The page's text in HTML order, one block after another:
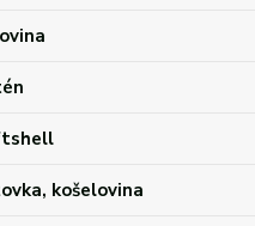
košelovina